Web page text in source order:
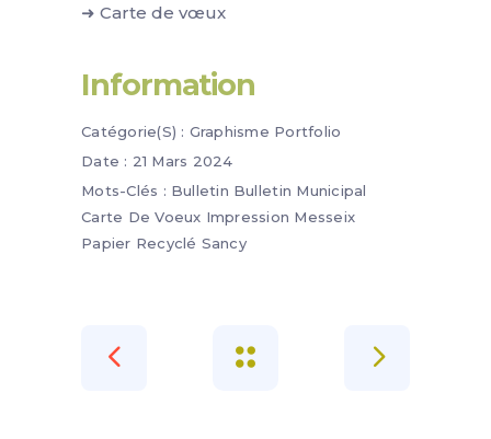
➜ Carte de vœux
Information
Catégorie(s) : Graphisme Portfolio
Date : 21 Mars 2024
Mots-Clés : Bulletin Bulletin Municipal
Carte De Voeux Impression Messeix
Papier Recyclé Sancy